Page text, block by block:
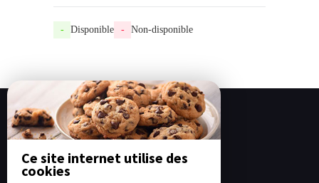
Ce site internet utilise des
cookies
- Disponible - Non-disponible
Nos options